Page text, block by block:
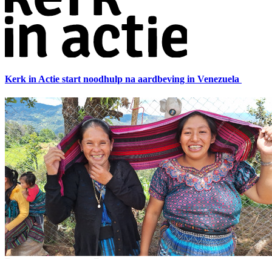
Kerk in Actie start noodhulp na aardbeving in Venezuela